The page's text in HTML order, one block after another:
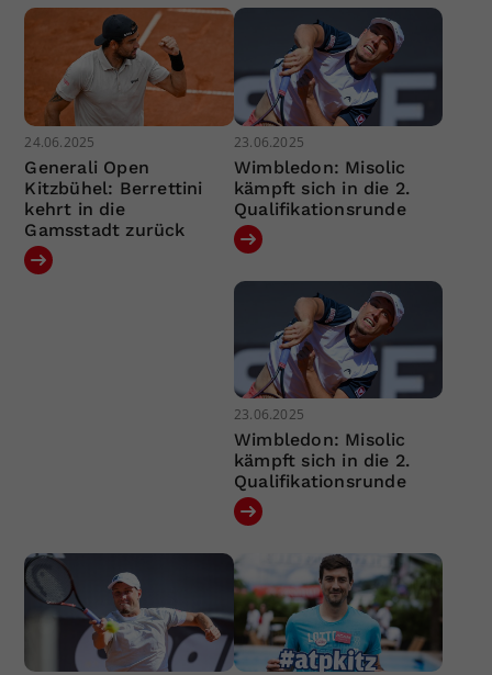
24.06.2025
Generali Open
Kitzbühel: Berrettini
kehrt in die
Gamsstadt zurück
23.06.2025
Wimbledon: Misolic
kämpft sich in die 2.
Qualifikationsrunde
23.06.2025
Wimbledon: Misolic
kämpft sich in die 2.
Qualifikationsrunde